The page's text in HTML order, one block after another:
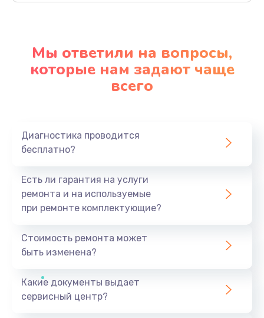
Мы ответили на вопросы,
которые нам задают чаще
всего
Диагностика проводится
бесплатно?
Есть ли гарантия на услуги
ремонта и на используемые
при ремонте комплектующие?
Стоимость ремонта может
быть изменена?
Какие документы выдает
сервисный центр?